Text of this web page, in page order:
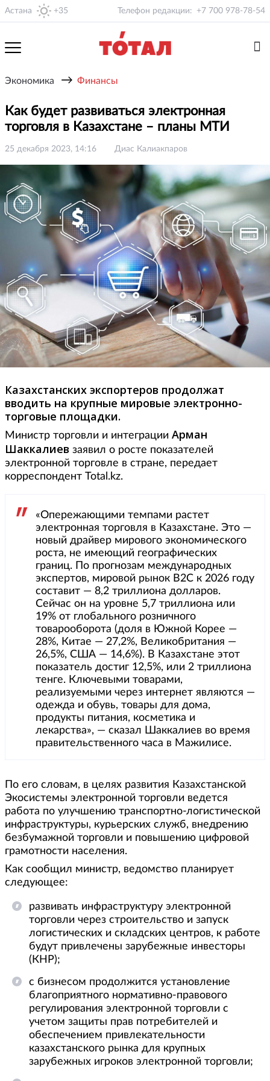
Астана +35 Телефон редакции: +7 700 978-78-54
Экономика → Финансы
Как будет развиваться электронная
торговля в Казахстане – планы МТИ
25 декабря 2023, 14:16 Диас Калиакпаров
Казахстанских экспортеров продолжат
вводить на крупные мировые электронно-
торговые площадки.
Министр торговли и интеграции Арман
Шаккалиев заявил о росте показателей
электронной торговле в стране, передает
корреспондент Total.kz.
«Опережающими темпами растет
электронная торговля в Казахстане. Это —
новый драйвер мирового экономического
роста, не имеющий географических
границ. По прогнозам международных
экспертов, мировой рынок В2С к 2026 году
составит — 8,2 триллиона долларов.
Сейчас он на уровне 5,7 триллиона или
19% от глобального розничного
товарооборота (доля в Южной Корее —
28%, Китае — 27,2%, Великобритания —
26,5%, США — 14,6%). В Казахстане этот
показатель достиг 12,5%, или 2 триллиона
тенге. Ключевыми товарами,
реализуемыми через интернет являются —
одежда и обувь, товары для дома,
продукты питания, косметика и
лекарства», — сказал Шаккалиев во время
правительственного часа в Мажилисе.
По его словам, в целях развития Казахстанской
Экосистемы электронной торговли ведется
работа по улучшению транспортно-логистической
инфраструктуры, курьерских служб, внедрению
безбумажной торговли и повышению цифровой
грамотности населения.
Как сообщил министр, ведомство планирует
следующее:
развивать инфраструктуру электронной
торговли через строительство и запуск
логистических и складских центров, к работе
будут привлечены зарубежные инвесторы
(КНР);
с бизнесом продолжится установление
благоприятного нормативно-правового
регулирования электронной торговли с
учетом защиты прав потребителей и
обеспечением привлекательности
казахстанского рынка для крупных
зарубежных игроков электронной торговли;